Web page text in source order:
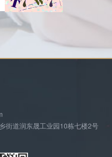
街道润东晟工业园10栋七楼2号